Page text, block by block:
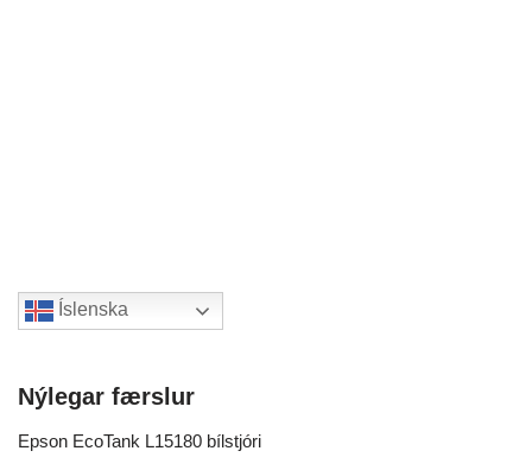
Íslenska
Nýlegar færslur
Epson EcoTank L15180 bílstjóri